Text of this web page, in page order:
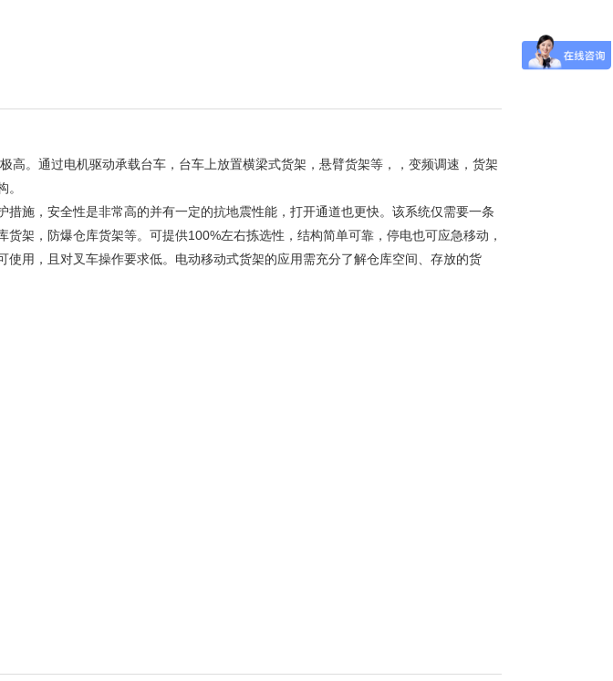
。通过电机驱动承载台车，台车上放置横梁式货架，悬臂货架等，，变频调速，货架
施，安全性是非常高的并有一定的抗地震性能，打开通道也更快。该系统仅需要一条
架，防爆仓库货架等。可提供100%左右拣选性，结构简单可靠，停电也可应急移动，
用，且对叉车操作要求低。电动移动式货架的应用需充分了解仓库空间、存放的货